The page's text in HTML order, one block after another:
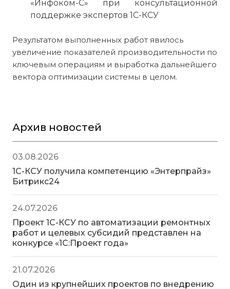
Архив новостей
03.08.2026
1С-КСУ получила компетенцию «Энтерпрайз»
Битрикс24
24.07.2026
Проект 1С-КСУ по автоматизации ремонтных
работ и целевых субсидий представлен на
конкурсе «1С:Проект года»
21.07.2026
Один из крупнейших проектов по внедрению
«Инфоком-С» при консультационной
поддержке экспертов 1С-КСУ
Результатом выполненных работ явилось
увеличение показателей производительности по
ключевым операциям и выработка дальнейшего
вектора оптимизации системы в целом.